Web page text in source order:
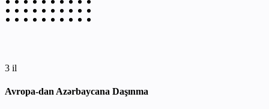
3 il
Avropa-dan Azərbaycana Daşınma